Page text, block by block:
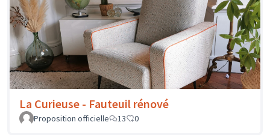
La Curieuse - Fauteuil rénové
Proposition officielle 13 0